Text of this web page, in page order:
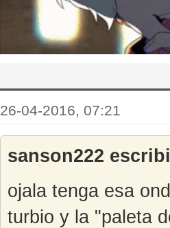
26-04-2016, 07:21
sanson222
ojala tenga esa
turbio y la "paleta